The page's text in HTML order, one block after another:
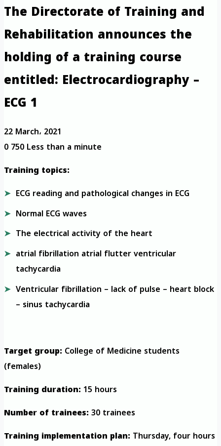
The Directorate of Training and
Rehabilitation announces the
holding of a training course
entitled: Electrocardiography –
ECG 1
22 March، 2021
0750Less than a minute
Training topics:
ECG reading and pathological changes in ECG
Normal ECG waves
The electrical activity of the heart
atrial fibrillation atrial flutter ventricular
tachycardia
Ventricular fibrillation – lack of pulse – heart block
– sinus tachycardia
Target group: College of Medicine students
(females)
Training duration: 15 hours
Number of trainees:30 trainees
Training implementation plan: Thursday, four hours